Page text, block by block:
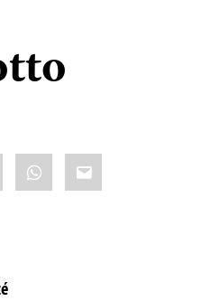
WhatsApp
Email